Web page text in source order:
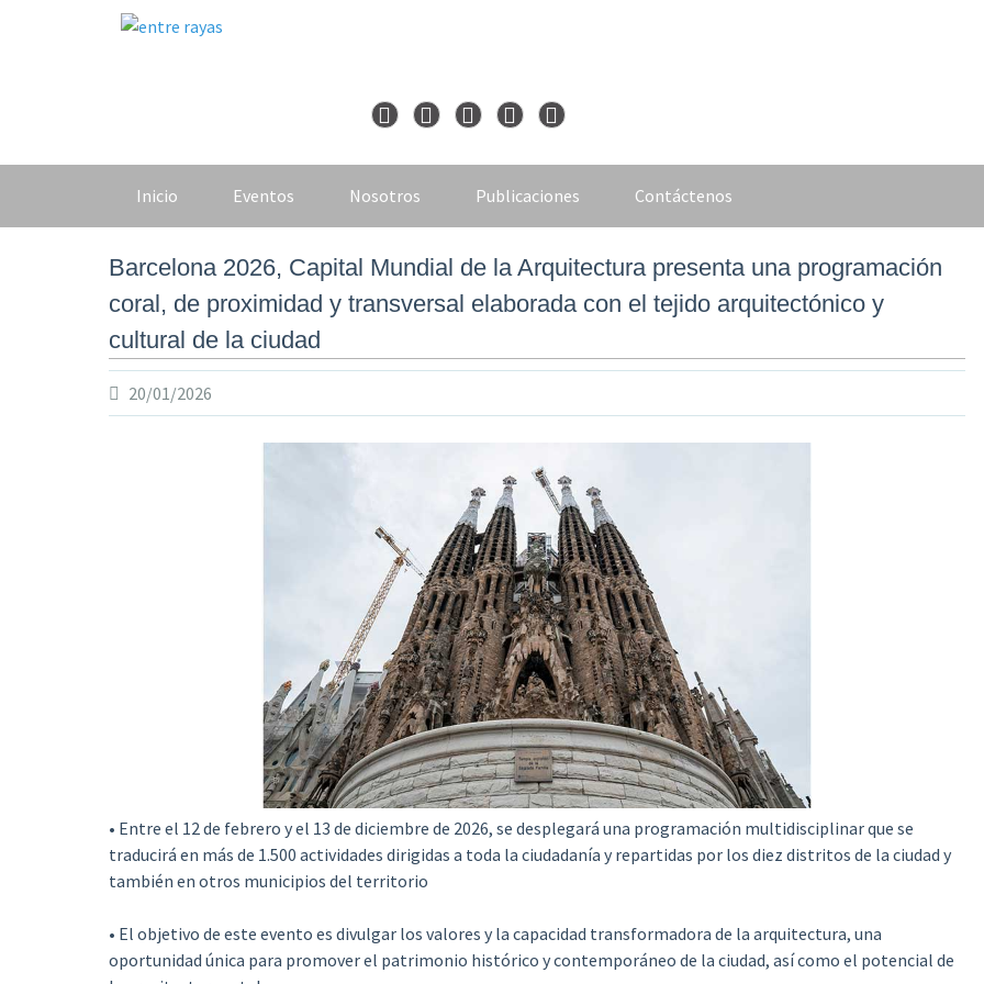
Inicio Eventos Nosotros Publicaciones Contáctenos
Barcelona 2026, Capital Mundial de la Arquitectura presenta una programación
coral, de proximidad y transversal elaborada con el tejido arquitectónico y
cultural de la ciudad
20/01/2026
• Entre el 12 de febrero y el 13 de diciembre de 2026, se desplegará una programación multidisciplinar que se
traducirá en más de 1.500 actividades dirigidas a toda la ciudadanía y repartidas por los diez distritos de la ciudad y
también en otros municipios del territorio
• El objetivo de este evento es divulgar los valores y la capacidad transformadora de la arquitectura, una
oportunidad única para promover el patrimonio histórico y contemporáneo de la ciudad, así como el potencial de